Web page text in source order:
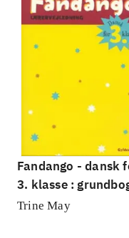
Fandango - dansk
3. klasse :
Lærervejledning
Trine May